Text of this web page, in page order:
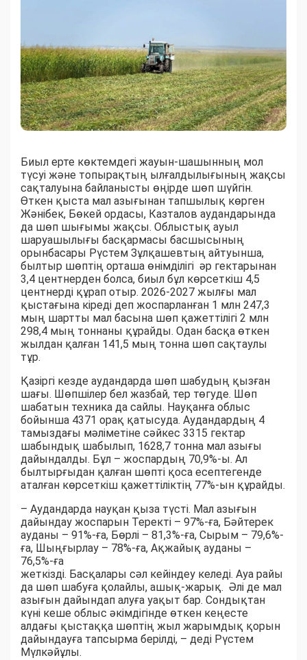
Биыл ерте көктемдегі жауын-шашынның мол
түсуі және топырақтың ылғалдылығының жақсы
сақталуына байланысты өңірде шөп шүйгін.
Өткен қыста мал азығынан тапшылық көрген
Жәнібек, Бөкей ордасы, Казталов аудандарында
да шөп шығымы жақсы. Облыстық ауыл
шаруашылығы басқармасы басшысының
орынбасары Рүстем Зұлқашевтың айтуынша,
былтыр шөптің орташа өнімділігі әр гектарынан
3,4 центнерден болса, биыл бұл көрсеткіш 4,5
центнерді құрап отыр. 2026-2027 жылғы мал
қыстағына кіреді деп жоспарланған 1 млн 247,3
мың шартты мал басына шөп қажеттілігі 2 млн
298,4 мың тоннаны құрайды. Одан басқа өткен
жылдан қалған 141,5 мың тонна шөп сақтаулы
тұр.
Қазіргі кезде аудандарда шөп шабудың қызған
шағы. Шөпшілер бел жазбай, тер төгуде. Шөп
шабатын техника да сайлы. Науқанға облыс
бойынша 4371 орақ қатысуда. Аудандардың 4
тамыздағы мәліметіне сәйкес 3315 гектар
шабындық шабылып, 1628,7 тонна мал азығы
дайындалды. Бұл – жоспардың 70,9%-ы. Ал
былтырғыдан қалған шөпті қоса есептегенде
аталған көрсеткіш қажеттіліктің 77%-ын құрайды.
– Аудандарда науқан қыза түсті. Мал азығын
дайындау жоспарын Теректі – 97%-ға, Бәйтерек
ауданы – 91%-ға, Бөрлі – 81,3%-ға, Сырым – 79,6%-
ға, Шыңғырлау – 78%-ға, Ақжайық ауданы –
76,5%-ға
жеткізді. Басқалары сәл кейіндеу келеді. Ауа райы
да шөп шабуға қолайлы, ашық-жарық. Әлі де мал
азығын дайындап алуға уақыт бар. Сондықтан
күні кеше облыс әкімдігінде өткен кеңесте
алдағы қыстаққа шөптің жыл жарымдық қорын
дайындауға тапсырма берілді, – деді Рүстем
Мүлкәйұлы.